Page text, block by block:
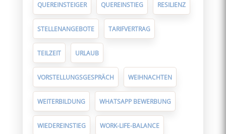
QUEREINSTEIGER QUEREINSTIEG RESILIENZ
STELLENANGEBOTE TARIFVERTRAG
TEILZEIT URLAUB
VORSTELLUNGSGESPRÄCH WEIHNACHTEN
WEITERBILDUNG WHATSAPP BEWERBUNG
WIEDEREINSTIEG WORK-LIFE-BALANCE